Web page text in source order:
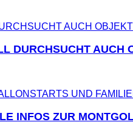
DURCHSUCHT AUCH
INFOS ZUR